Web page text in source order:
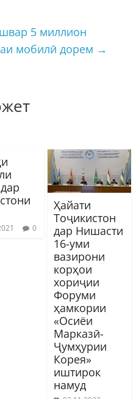
5 миллион
мобилӣ дорем →
0
Ҳайати
Тоҷикистон
дар Нишасти
16-уми
вазирони
корҳои
хориҷии
Форуми
ҳамкории
«Осиёи
Марказӣ-
Ҷумҳурии
Корея»
иштирок
намуд